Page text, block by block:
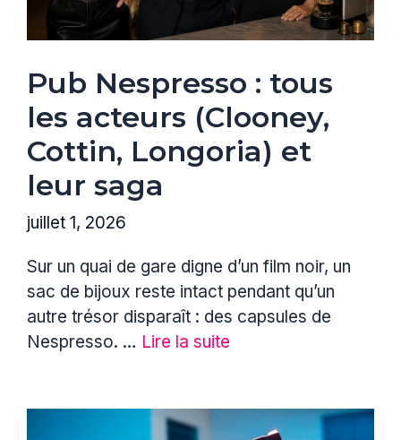
Pub Nespresso : tous
les acteurs (Clooney,
Cottin, Longoria) et
leur saga
juillet 1, 2026
Sur un quai de gare digne d’un film noir, un
sac de bijoux reste intact pendant qu’un
autre trésor disparaît : des capsules de
Nespresso. … Lire la suite